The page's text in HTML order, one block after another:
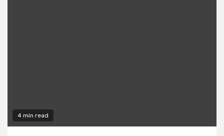
4 min read